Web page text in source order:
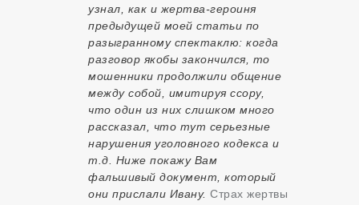
узнал, как и жертва-героиня
предыдущей моей статьи по
разыгранному спектаклю: когда
разговор якобы закончился, то
мошенники продолжили общение
между собой, имитируя ссору,
что один из них слишком много
рассказал, что тут серьезные
нарушения уголовного кодекса и
т.д. Ниже покажу Вам
фальшивый документ, который
они прислали Ивану. Страх жертвы